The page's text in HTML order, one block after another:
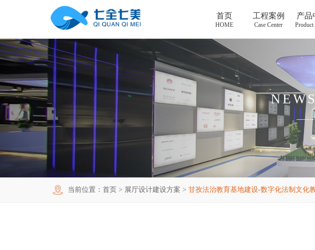
首页
HOME
工程案例
Case Center
产品
Product
首页
法制教育基地
廉洁廉政展厅
党性教育基地
其他主题展厅
产品中心
法制教育基地数字化设备
禁毒教育基地设备
智慧党建中心多媒体设备
购买指南
关于我们
企业简介
联系我们
——
当前位置： 首页 > 展厅设计建设方案 > 甘孜法治教育基地建设-数字化法制文化